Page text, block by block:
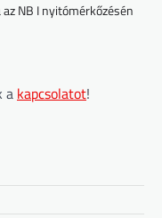
NB I nyitómérkőzésén
a kapcsolatot!